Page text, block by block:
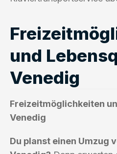
und
Venedig
Freizeitmöglichkeiten
Venedig
Du planst einen Umzug